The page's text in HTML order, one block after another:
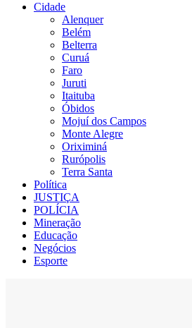
Cidade
Alenquer
Belém
Belterra
Curuá
Faro
Juruti
Itaituba
Óbidos
Mojuí dos Campos
Monte Alegre
Oriximiná
Rurópolis
Terra Santa
Política
JUSTIÇA
POLÍCIA
Mineração
Educação
Negócios
Esporte